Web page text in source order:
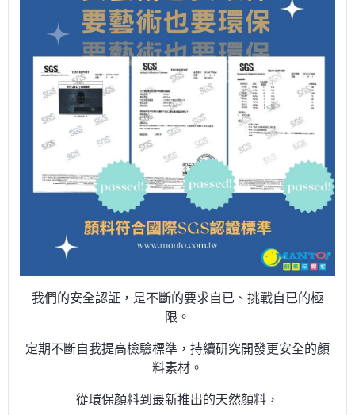
我們的安全認証，是不斷的要求自已、挑戰自已的極
限。
定期不斷自我提高檢驗標準，持續研究開發更安全的顏
料素材。
從環保顏料到最新推出的天然顏料，